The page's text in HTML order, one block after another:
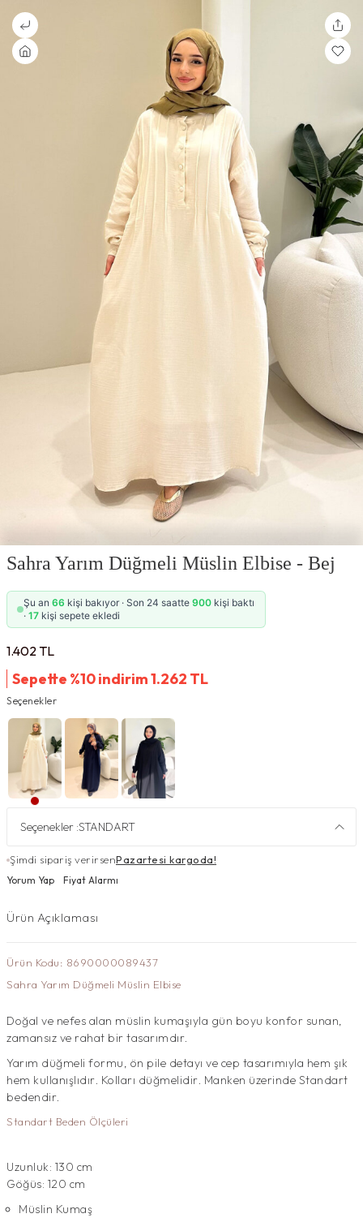
Sahra Yarım Düğmeli Müslin Elbise - Bej
Şu an 66 kişi bakıyor · Son 24 saatte 900 kişi baktı
· 17 kişi sepete ekledi
1.402TL
Sepette %10 indirim1.262 TL
Seçenekler
Seçenekler :STANDART
Şimdi sipariş verirsenPazartesi kargoda!
Yorum Yap Fiyat Alarmı
Ürün Açıklaması
Ürün Kodu: 8690000089437
Sahra Yarım Düğmeli Müslin Elbise
Doğal ve nefes alan müslin kumaşıyla gün boyu konfor sunan,
zamansız ve rahat bir tasarımdır.
Yarım düğmeli formu, ön pile detayı ve cep tasarımıyla hem şık
hem kullanışlıdır. Kolları düğmelidir. Manken üzerinde Standart
bedendir.
Standart Beden Ölçüleri
Uzunluk: 130 cm
Göğüs: 120 cm
Müslin Kumaş